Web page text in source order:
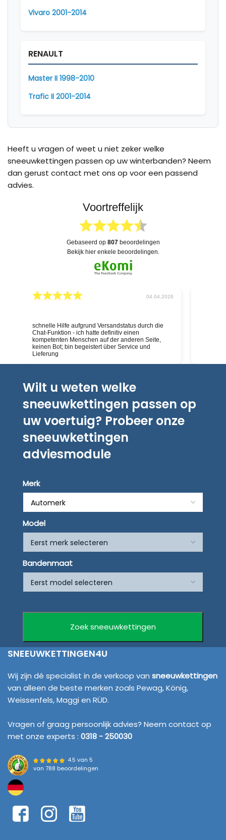
Vivaro 2001-2014
RENAULT
Master II 1998-2010
Trafic II 2001-2014
Heeft u vragen of weet u niet zeker welke
sneeuwkettingen passen op uw winterbanden? Neem
dan gerust contact met ons op voor een passend
advies.
Voortreffelijk
gebaseerd op 807beoordelingen
bekijk hier enkele beoordelingen.
04.04.2026
schnelle Hilfe aufgrund Versandstatus durch die
Chat-Funktion - ich hatte definitiv einen
kompetenten Menschen auf der anderen Seite,
keinen Bot; bin begeistert über Service und
Lieferung
Wilt u weten welke
sneeuwkettingen passen op
uw voertuig? Probeer onze
sneeuwkettingen
adviesmodule
Merk
Model
Bandenmaat
SNEEUWKETTINGEN4U
Wij zijn dé specialist in de verkoop van sneeuwkettingen
van alleen de beste merken zoals Pewag, König,
Weissenfels, Maggi en RÜD.
Vragen of graag persoonlijk advies? Neem contact op
met onze experts : 0318 - 250030
4.5 van 5
van 788 beoordelingen